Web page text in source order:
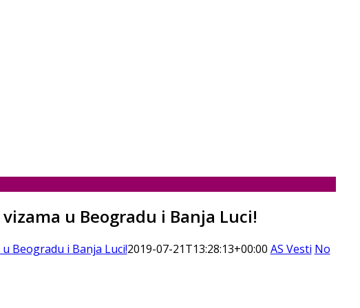
u Beogradu i Banja Luci!
Beogradu i Banja Luci!2019-07-21T13:28:13+00:00 AS Vesti No